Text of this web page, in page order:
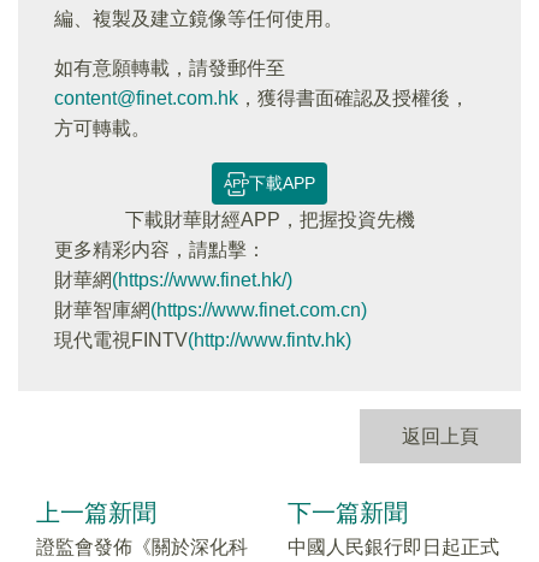
編、複製及建立鏡像等任何使用。
如有意願轉載，請發郵件至
content@finet.com.hk ，獲得書面確認及授權後，
方可轉載。
下載APP
下載財華財經APP，把握投資先機
更多精彩内容，請點擊：
財華網(https://www.finet.hk/)
財華智庫網(https://www.finet.com.cn)
現代電視FINTV(http://www.fintv.hk)
返回上頁
上一篇新聞
證監會發佈《關於深化科
下一篇新聞
中國人民銀行即日起正式